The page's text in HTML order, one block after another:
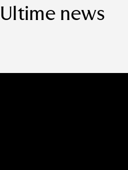
Ultime news